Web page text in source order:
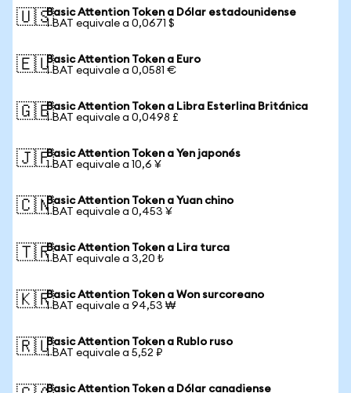
🇺🇸Basic Attention Token a Dólar estadounidense
1 BAT equivale a 0,0671 $
🇪🇺Basic Attention Token a Euro
1 BAT equivale a 0,0581 €
🇬🇧Basic Attention Token a Libra Esterlina Británica
1 BAT equivale a 0,0498 £
🇯🇵Basic Attention Token a Yen japonés
1 BAT equivale a 10,6 ¥
🇨🇳Basic Attention Token a Yuan chino
1 BAT equivale a 0,453 ¥
🇹🇷Basic Attention Token a Lira turca
1 BAT equivale a 3,20 ₺
🇰🇷Basic Attention Token a Won surcoreano
1 BAT equivale a 94,53 ₩
🇷🇺Basic Attention Token a Rublo ruso
1 BAT equivale a 5,52 ₽
Basic Attention Token a Dólar canadiense